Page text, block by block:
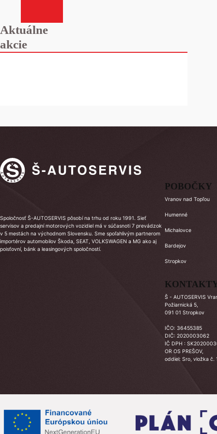
Aktuálne
akcie
Spoločnosť Š-AUTOSERVIS pôsobí na trhu od roku 1991. Sieť
servisov a predajní motorových vozidiel má v súčasnoti 7 prevádzok
v 5 mestách na východnom Slovensku. Sme spoľahlivým partnerom
importérov automobilov Škoda, SEAT, VOLKSWAGEN a MG ako aj
poisťovní, bánk a leasingových spoločností.
POBOČKY
Vranov nad Topľou
Humenné
Michalovce
Bardejov
Stropkov
Š - AUTOSERVIS
Požiarnická 5,
091 01 Stropkov
IČO: 36455385
DIČ: 2020003062
IČ DPH :
OR OS PREŠOV,
oddiel: Sro, vložka č.